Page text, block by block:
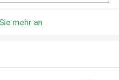
mehr an